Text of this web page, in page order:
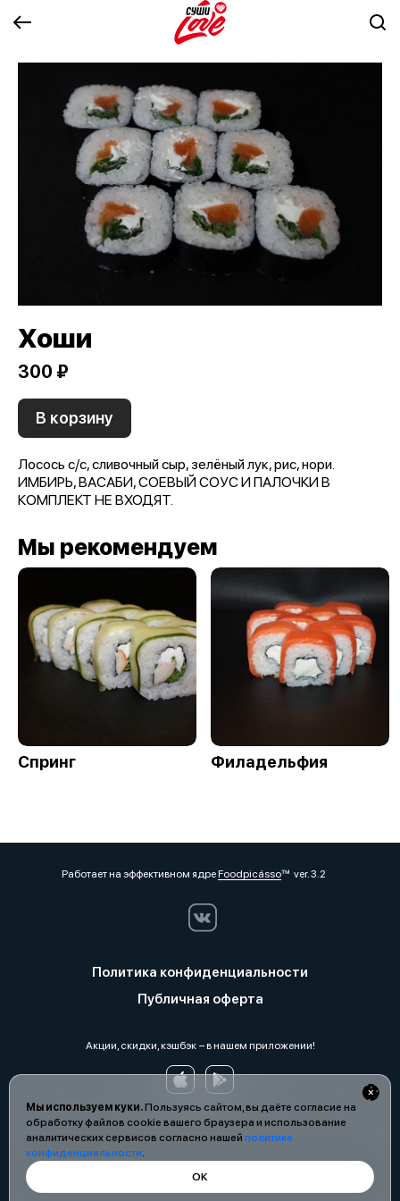
Мы используем куки.Пользуясь сайтом, вы даёте согласие на
обработку файлов cookie вашего браузера и использование
аналитических сервисов согласно нашей политике
конфиденциальности.
ОК
Хоши
300 ₽
В корзину
Лосось с/с, сливочный сыр, зелёный лук, рис, нори.
ИМБИРЬ, ВАСАБИ, СОЕВЫЙ СОУС И ПАЛОЧКИ В
КОМПЛЕКТ НЕ ВХОДЯТ.
Мы рекомендуем
Спринг Филадельфия
Работает на эффективном ядреFoodpicássover. 3.2
Политика конфиденциальности
Публичная оферта
Акции, скидки, кэшбэк − в нашем приложении!